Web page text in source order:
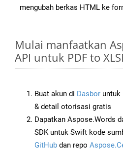
mengubah berkas HTML ke
Mulai manfaatkan
API untuk PDF to
Buat akun di Dasbor untuk
& detail otorisasi gratis
Dapatkan Aspose.Words
SDK untuk Swift kode
GitHub dan repo